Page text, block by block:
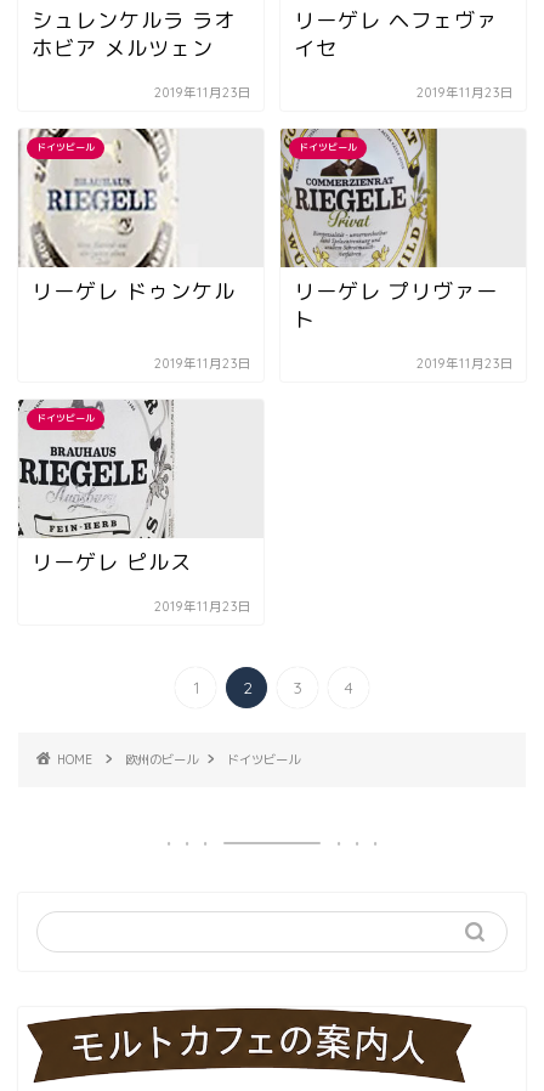
シュレンケルラ ラオ
ホビア メルツェン
2019年11月23日
リーゲレ ヘフェヴァ
イセ
2019年11月23日
ドイツビール
リーゲレ ドゥンケル
2019年11月23日
ドイツビール
リーゲレ プリヴァー
ト
2019年11月23日
ドイツビール
リーゲレ ピルス
2019年11月23日
1 2 3 4
HOME 欧州のビール ドイツビール